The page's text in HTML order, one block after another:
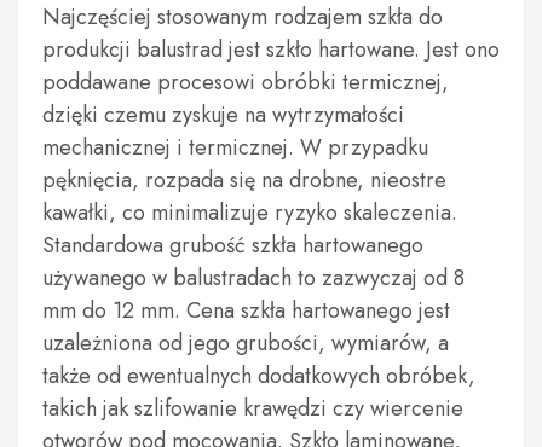
Najczęściej stosowanym rodzajem szkła do
produkcji balustrad jest szkło hartowane. Jest ono
poddawane procesowi obróbki termicznej,
dzięki czemu zyskuje na wytrzymałości
mechanicznej i termicznej. W przypadku
pęknięcia, rozpada się na drobne, nieostre
kawałki, co minimalizuje ryzyko skaleczenia.
Standardowa grubość szkła hartowanego
używanego w balustradach to zazwyczaj od 8
mm do 12 mm. Cena szkła hartowanego jest
uzależniona od jego grubości, wymiarów, a
także od ewentualnych dodatkowych obróbek,
takich jak szlifowanie krawędzi czy wiercenie